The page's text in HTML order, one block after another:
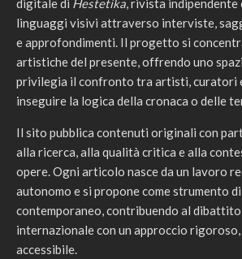
linguaggi visivi attraverso interviste,
e approfondimenti. Il progetto si
artistiche del presente, offrendo uno
privilegia il confronto tra artisti, curatori
inseguire la logica della cronaca o delle
Il sito pubblica contenuti originali con
alla ricerca, alla qualità critica e alla
opere. Ogni articolo nasce da un lavoro
autonomo e si propone come strumento
contemporaneo, contribuendo al
internazionale con un approccio
accessibile.